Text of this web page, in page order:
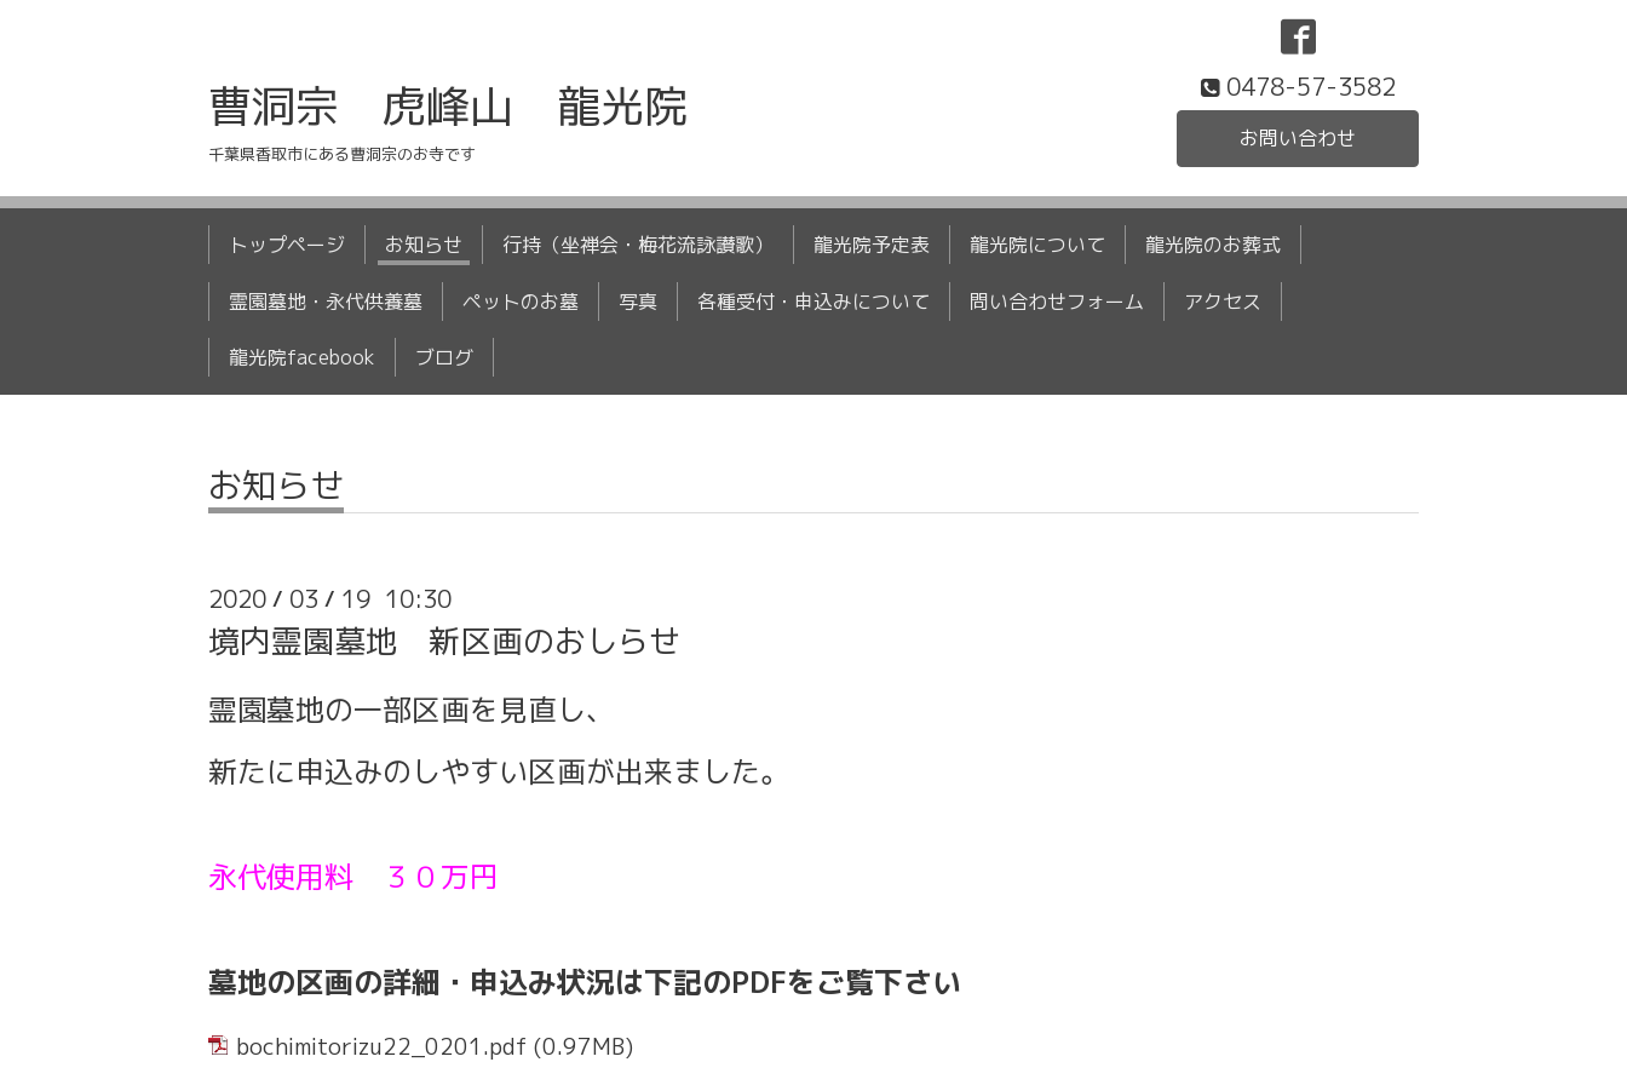
曹洞宗 虎峰山 龍光院
千葉県香取市にある曹洞宗のお寺です
0478-57-3582
お問い合わせ
トップページ お知らせ 行持（坐禅会・梅花流詠讃歌） 龍光院予定表 龍光院について 龍光院のお葬式
霊園墓地・永代供養墓 ペットのお墓 写真 各種受付・申込みについて 問い合わせフォーム アクセス
龍光院facebook ブログ
お知らせ
2020 / 03 / 19 10:30
境内霊園墓地 新区画のおしらせ
霊園墓地の一部区画を見直し、
新たに申込みのしやすい区画が出来ました。
永代使用料 ３０万円
墓地の区画の詳細・申込み状況は下記のPDFをご覧下さい
bochimitorizu22_0201.pdf (0.97MB)